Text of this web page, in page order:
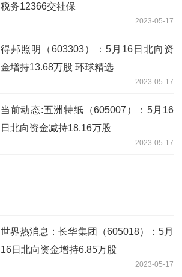
税务12366交社保
2023-05-17
得邦照明（603303）：5月16日北向资
金增持13.68万股 环球精选
2023-05-17
当前动态:五洲特纸（605007）：5月16
日北向资金减持18.16万股
2023-05-17
世界热消息：长华集团（605018）：5月
16日北向资金增持6.85万股
2023-05-17